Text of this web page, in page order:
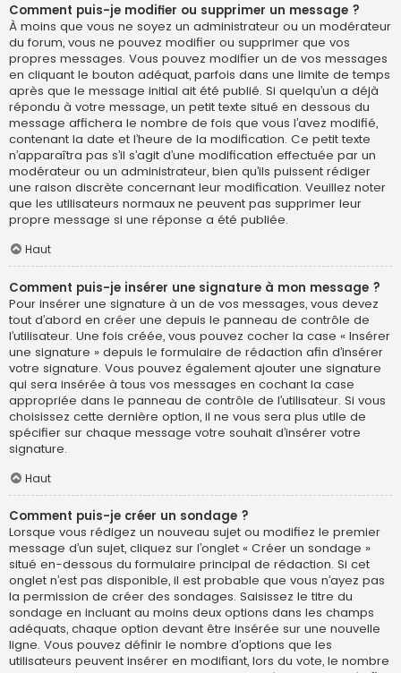
Comment puis-je modifier ou supprimer un message ?
À moins que vous ne soyez un administrateur ou un modérateur
du forum, vous ne pouvez modifier ou supprimer que vos
propres messages. Vous pouvez modifier un de vos messages
en cliquant le bouton adéquat, parfois dans une limite de temps
après que le message initial ait été publié. Si quelqu’un a déjà
répondu à votre message, un petit texte situé en dessous du
message affichera le nombre de fois que vous l’avez modifié,
contenant la date et l’heure de la modification. Ce petit texte
n’apparaîtra pas s’il s’agit d’une modification effectuée par un
modérateur ou un administrateur, bien qu’ils puissent rédiger
une raison discrète concernant leur modification. Veuillez noter
que les utilisateurs normaux ne peuvent pas supprimer leur
propre message si une réponse a été publiée.
Haut
Comment puis-je insérer une signature à mon message ?
Pour insérer une signature à un de vos messages, vous devez
tout d’abord en créer une depuis le panneau de contrôle de
l’utilisateur. Une fois créée, vous pouvez cocher la case « Insérer
une signature » depuis le formulaire de rédaction afin d’insérer
votre signature. Vous pouvez également ajouter une signature
qui sera insérée à tous vos messages en cochant la case
appropriée dans le panneau de contrôle de l’utilisateur. Si vous
choisissez cette dernière option, il ne vous sera plus utile de
spécifier sur chaque message votre souhait d’insérer votre
signature.
Haut
Comment puis-je créer un sondage ?
Lorsque vous rédigez un nouveau sujet ou modifiez le premier
message d’un sujet, cliquez sur l’onglet « Créer un sondage »
situé en-dessous du formulaire principal de rédaction. Si cet
onglet n’est pas disponible, il est probable que vous n’ayez pas
la permission de créer des sondages. Saisissez le titre du
sondage en incluant au moins deux options dans les champs
adéquats, chaque option devant être insérée sur une nouvelle
ligne. Vous pouvez définir le nombre d’options que les
utilisateurs peuvent insérer en modifiant, lors du vote, le nombre